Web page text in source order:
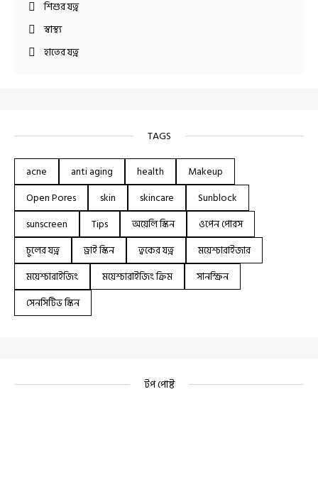
শিশুর যত্ন
স্বাস্থ্য
হাতের যত্ন
TAGS
acne anti aging health
Makeup
Open Pores
skin skincare
Sunblock
sunscreen
Tips অয়েলি স্কিন
ওপেন পোরস
চুলের যত্ন
ড্রাই স্কিন ত্বকের যত্ন
ময়েশ্চারাইজার
ময়েশ্চারাইজিং
ময়েশ্চারাইজিং ক্রিম
সানস্ক্রিন
সেনসিটিভ স্কিন
টপ পোষ্ট